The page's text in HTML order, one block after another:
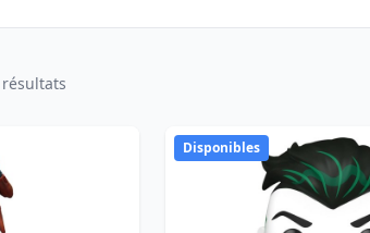
résultats
Disponibles